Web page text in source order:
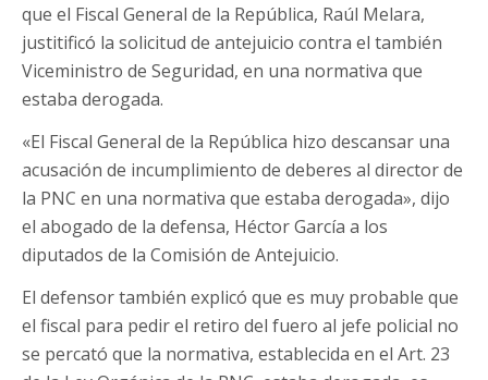
que el Fiscal General de la República, Raúl Melara,
justitificó la solicitud de antejuicio contra el también
Viceministro de Seguridad, en una normativa que
estaba derogada.
«El Fiscal General de la República hizo descansar una
acusación de incumplimiento de deberes al director de
la PNC en una normativa que estaba derogada», dijo
el abogado de la defensa, Héctor García a los
diputados de la Comisión de Antejuicio.
El defensor también explicó que es muy probable que
el fiscal para pedir el retiro del fuero al jefe policial no
se percató que la normativa, establecida en el Art. 23